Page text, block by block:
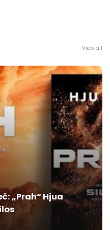
View all
„Prah“ Hjua